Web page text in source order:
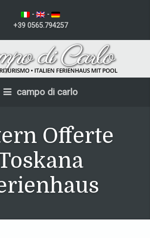
-
-
+39 0565.794257
campo di carlo
Offerte